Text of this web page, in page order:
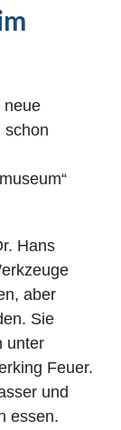
neue
schon
Hans
aber
Sie
unter
Feuer.
und
essen.